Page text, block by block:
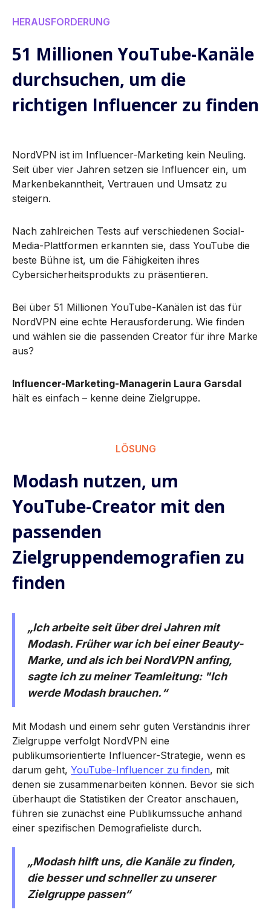
HERAUSFORDERUNG
51 Millionen YouTube-Kanäle
durchsuchen, um die
richtigen Influencer zu finden
NordVPN ist im Influencer-Marketing kein Neuling.
Seit über vier Jahren setzen sie Influencer ein, um
Markenbekanntheit, Vertrauen und Umsatz zu
steigern.
Nach zahlreichen Tests auf verschiedenen Social-
Media-Plattformen erkannten sie, dass YouTube die
beste Bühne ist, um die Fähigkeiten ihres
Cybersicherheitsprodukts zu präsentieren.
Bei über 51 Millionen YouTube-Kanälen ist das für
NordVPN eine echte Herausforderung. Wie finden
und wählen sie die passenden Creator für ihre Marke
aus?
Influencer-Marketing-Managerin Laura Garsdal
hält es einfach – kenne deine Zielgruppe.
LÖSUNG
Modash nutzen, um
YouTube-Creator mit den
passenden
Zielgruppendemografien zu
finden
„Ich arbeite seit über drei Jahren mit
Modash. Früher war ich bei einer Beauty-
Marke, und als ich bei NordVPN anfing,
sagte ich zu meiner Teamleitung: "Ich
werde Modash brauchen.“
Mit Modash und einem sehr guten Verständnis ihrer
Zielgruppe verfolgt NordVPN eine
publikumsorientierte Influencer-Strategie, wenn es
darum geht, YouTube-Influencer zu finden, mit
denen sie zusammenarbeiten können. Bevor sie sich
überhaupt die Statistiken der Creator anschauen,
führen sie zunächst eine Publikumssuche anhand
einer spezifischen Demografieliste durch.
„Modash hilft uns, die Kanäle zu finden,
die besser und schneller zu unserer
Zielgruppe passen“